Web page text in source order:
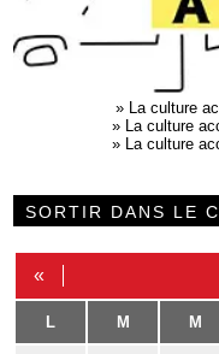
» La culture
» La culture
» La culture
SORTIR DANS LE
«
L M M